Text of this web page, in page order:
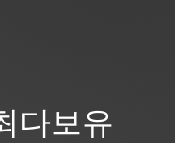
다보유